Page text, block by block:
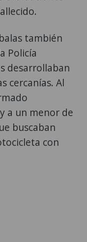
también
Policía
desarrollaban
cercanías. Al
a un menor de
buscaban
con